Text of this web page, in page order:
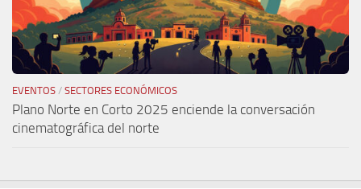
EVENTOS / SECTORES ECONÓMICOS
Plano Norte en Corto 2025 enciende la conversación
cinematográfica del norte